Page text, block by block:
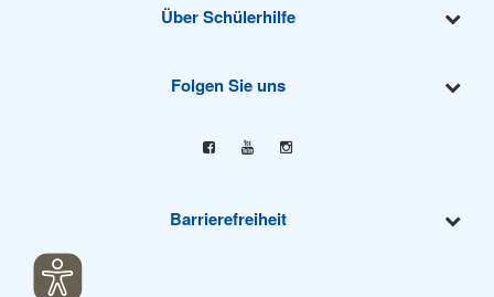
Über Schülerhilfe
Folgen Sie uns
FacebookYouTubeInstagram
Barrierefreiheit